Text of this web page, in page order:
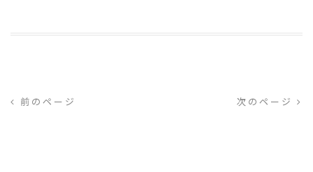
前のページ 次のページ